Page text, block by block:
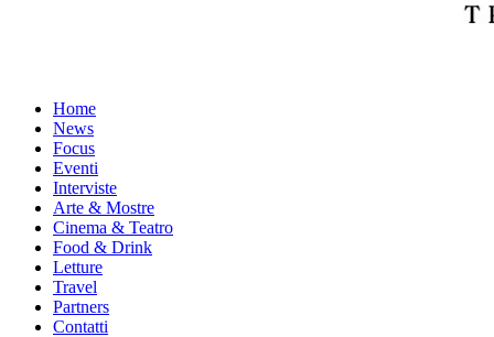
Home
News
Focus
Eventi
Interviste
Arte & Mostre
Cinema & Teatro
Food & Drink
Letture
Travel
Partners
Contatti